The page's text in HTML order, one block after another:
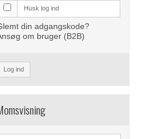
Husk log ind
din adgangskode?
om bruger (B2B)
Log ind